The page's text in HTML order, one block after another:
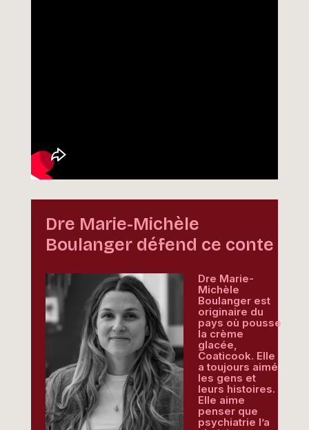
Dre Marie-Michèle
Boulanger défend ce conte
Dre Marie-
Michèle
Boulanger est
originaire du
pays où pousse
la crème
glacée,
Coaticook. Elle
a toujours aimé
les gens et
leurs histoires.
Elle aime
penser que
psychiatrie l’a